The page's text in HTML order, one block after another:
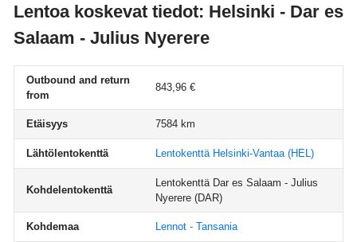
Lentoa koskevat tiedot: Helsinki - Dar es
Salaam - Julius Nyerere
Outbound and return
from
843,96 €
Etäisyys 7584 km
Lähtölentokenttä Lentokenttä Helsinki-Vantaa(HEL)
Kohdelentokenttä
Lentokenttä Dar es Salaam - Julius
Nyerere (DAR)
Kohdemaa Lennot - Tansania